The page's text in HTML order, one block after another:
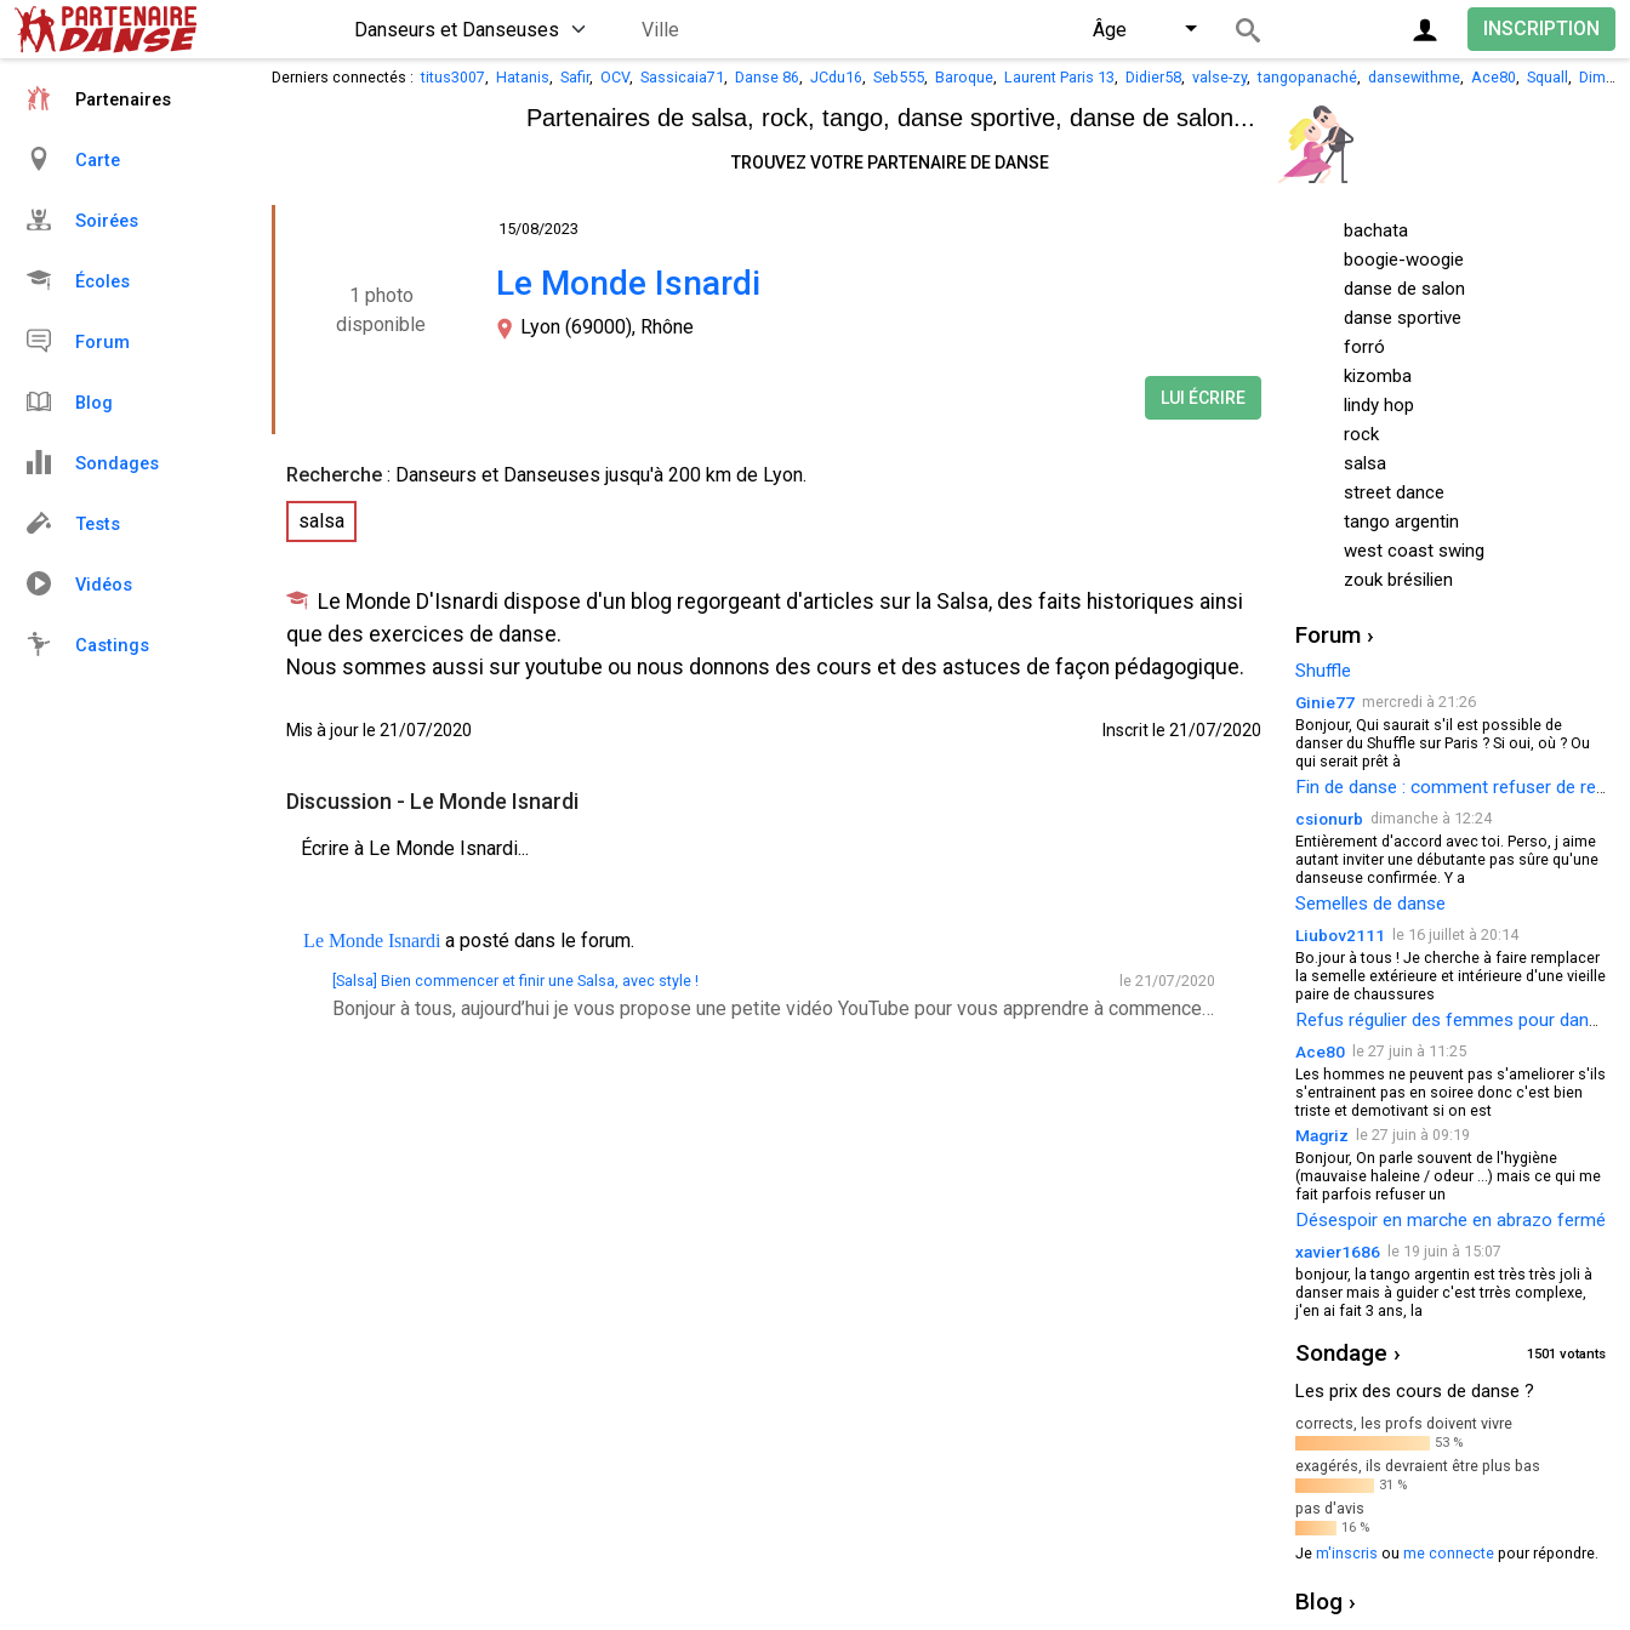
INSCRIPTION
Âge
Derniers connectés :titus3007, Hatanis, Safir, OCV, Sassicaia71, Danse 86, JCdu16, Seb555, Baroque, Laurent Paris 13, Didier58, valse-zy,tangopanaché, dansewithme, Ace80, Squall , Dim15
Partenaires de salsa, rock, tango, danse sportive, danse de salon...
TROUVEZ VOTRE PARTENAIRE DE DANSE
Partenaires
Carte
Soirées
Écoles
Forum
Blog
Sondages
Tests
Vidéos
Castings
15/08/2023
1 photo
disponible
Le Monde Isnardi
Lyon (69000), Rhône
LUI ÉCRIRE
Recherche : Danseurs et Danseuses jusqu'à 200 km de Lyon.
salsa
Le Monde D'Isnardi dispose d'un blog regorgeant d'articles sur la Salsa, des faits historiques ainsi
que des exercices de danse.
Nous sommes aussi sur youtube ou nous donnons des cours et des astuces de façon pédagogique.
Mis à jour le 21/07/2020 Inscrit le 21/07/2020
Discussion - Le Monde Isnardi
Écrire à Le Monde Isnardi...
Le Monde Isnardi a posté dans le forum.
le 21/07/2020
[Salsa] Bien commencer et finir une Salsa, avec style !
Bonjour à tous, aujourd’hui je vous propose une petite vidéo YouTube pour vous apprendre à commencer et finir une salsa
bachata
boogie-woogie
danse de salon
danse sportive
forró
kizomba
lindy hop
rock
salsa
street dance
tango argentin
west coast swing
zouk brésilien
Forum ›
Shuffle
Ginie77 mercredi à 21:26
Bonjour, Qui saurait s'il est possible de
danser du Shuffle sur Paris ? Si oui, où ? Ou
qui serait prêt à
Fin de danse : comment refuser de redanser ?
csionurb dimanche à 12:24
Entièrement d'accord avec toi. Perso, j aime
autant inviter une débutante pas sûre qu'une
danseuse confirmée. Y a
Semelles de danse
Liubov2111
le 16 juillet à 20:14
Bo.jour à tous ! Je cherche à faire remplacer
la semelle extérieure et intérieure d'une vieille
paire de chaussures
Refus régulier des femmes pour danser
Ace80
le 27 juin à 11:25
Les hommes ne peuvent pas s'ameliorer s'ils
s'entrainent pas en soiree donc c'est bien
triste et demotivant si on est
Magriz
le 27 juin à 09:19
Bonjour, On parle souvent de l'hygiène
(mauvaise haleine / odeur ...) mais ce qui me
fait parfois refuser un
Désespoir en marche en abrazo fermé
xavier1686
le 19 juin à 15:07
bonjour, la tango argentin est très très joli à
danser mais à guider c'est trrès complexe,
j'en ai fait 3 ans, la
1501 votants
Sondage ›
Les prix des cours de danse ?
corrects, les profs doivent vivre
53 %
exagérés, ils devraient être plus bas
31 %
pas d'avis
16 %
Je m'inscris ou me connecte pour répondre.
Blog ›